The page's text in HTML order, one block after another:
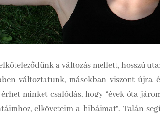
a változás mellett, hosszú
változtatunk, másokban viszont újra
minket csalódás, hogy “évek óta
elköveteim a hibáimat”. Talán